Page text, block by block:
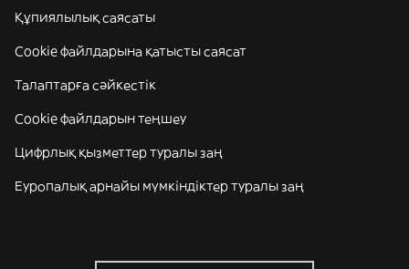
Құпиялылық саясаты
Cookie файлдарына қатысты саясат
Талаптарға сәйкестік
Cookie файлдарын теңшеу
Цифрлық қызметтер туралы заң
Еуропалық арнайы мүмкіндіктер туралы заң